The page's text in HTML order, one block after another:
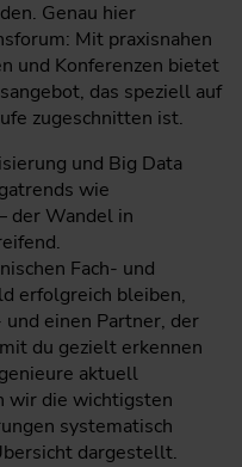
Genau hier
Mit praxisnahen
und Konferenzen bietet
das speziell auf
zugeschnitten ist.
und Big Data
wie
der Wandel in
Fach- und
erfolgreich bleiben,
einen Partner, der
du gezielt erkennen
aktuell
wir die wichtigsten
systematisch
dargestellt.